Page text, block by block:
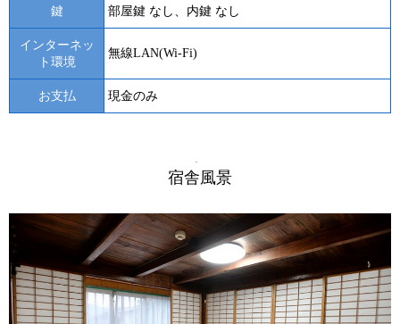
鍵 部屋鍵 なし、内鍵 なし
インターネッ
ト環境
無線LAN(Wi-Fi)
お支払 現金のみ
宿舎風景